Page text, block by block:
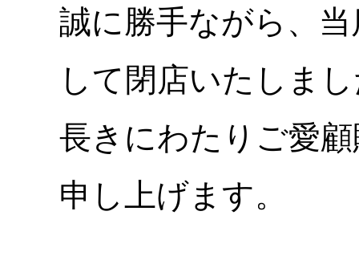
誠に勝手ながら、
して閉店いたしま
長きにわたりご愛
申し上げます。